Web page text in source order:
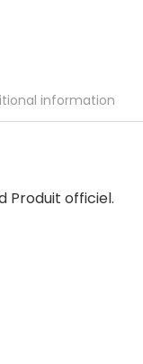
information
Produit officiel.